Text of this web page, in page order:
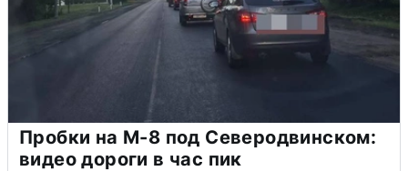
Пробки на М-8 под Северодвинском:
видео дороги в час пик